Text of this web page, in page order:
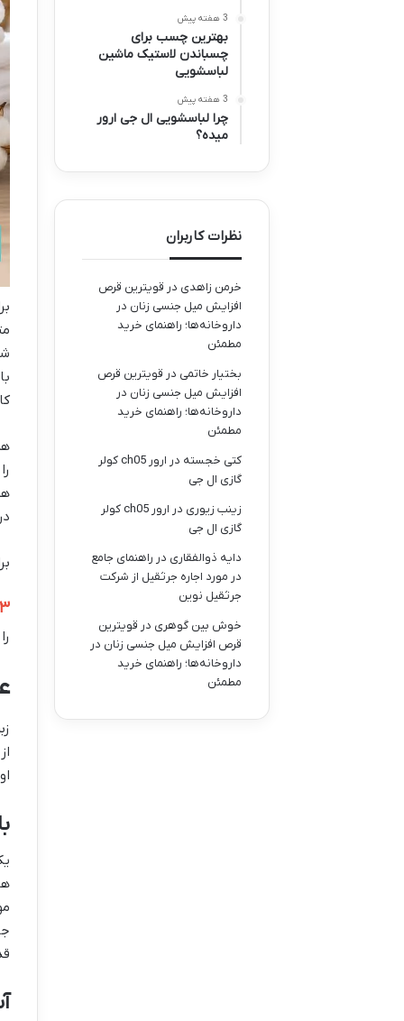
۱۳ دلیل علمی زبر شدن
3 هفته پیش
بهترین چسب برای
چسباندن لاستیک ماشین
لباسشویی
3 هفته پیش
چرا لباسشویی ال جی ارور
میده؟
نظرات کاربران
خرمن زاهدی در قویترین قرص
افزایش میل جنسی زنان در
داروخانه‌ها؛ راهنمای خرید
مطمئن
بختیار خاتمی در قویترین قرص
افزایش میل جنسی زنان در
داروخانه‌ها؛ راهنمای خرید
مطمئن
کتی خجسته در
ارور ch05 کولر
گازی ال جی
زینب زیوری در
ارور ch05 کولر
گازی ال جی
دایه ذوالفقاری در راهنمای جامع
در مورد اجاره جرثقیل از شرکت
جرثقیل نوین
خوش بین گوهری در قویترین
قرص افزایش میل جنسی زنان در
داروخانه‌ها؛ راهنمای خرید
مطمئن